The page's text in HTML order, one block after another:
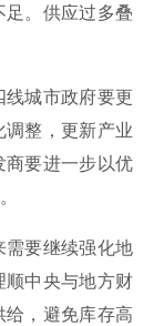
。供应过多叠
城市政府要更
整，更新产业
要进一步以优
要继续强化地
中央与地方财
，避免库存高